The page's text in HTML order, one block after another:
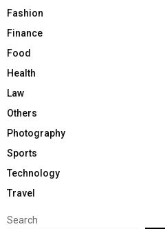
Fashion
Finance
Food
Health
Law
Others
Photography
Sports
Technology
Travel
Search